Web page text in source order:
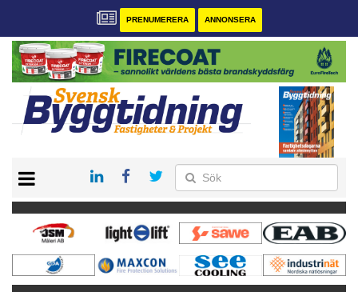
PRENUMERERA ANNONSERA
PRENUMERERA
VÅRA ANDRA MAGASIN
ANNONSERA
KONTAKT